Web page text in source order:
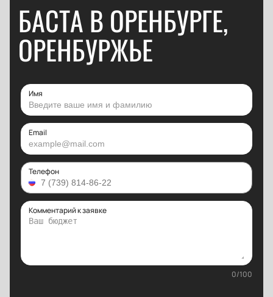
БАСТА В ОРЕНБУРГЕ,
ОРЕНБУРЖЬЕ
Имя
Email
Телефон
Комментарий к заявке
0/100